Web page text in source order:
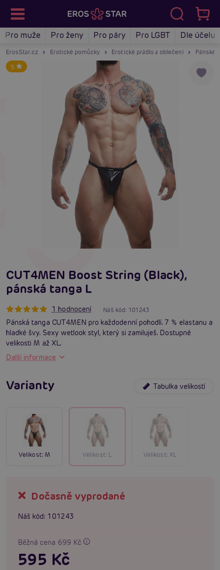
Pro muže Pro ženy Pro páry Pro LGBT Dle účelu
ErosStar.cz Erotické pomůcky Erotické prádlo a oblečení Pánské
5
CUT4MEN Boost String (Black),
pánská tanga L
1 hodnocení Náš kód: 101243
Pánská tanga CUT4MEN pro každodenní pohodlí. 7 % elastanu a
hladké švy. Sexy wetlook styl, který si zamiluješ. Dostupné
velikosti M až XL.
Další informace
Varianty Tabulka velikostí
Velikost: M Velikost: L Velikost: XL
Dočasně vyprodané
Náš kód: 101243
Běžná cena 699 Kč
595 Kč